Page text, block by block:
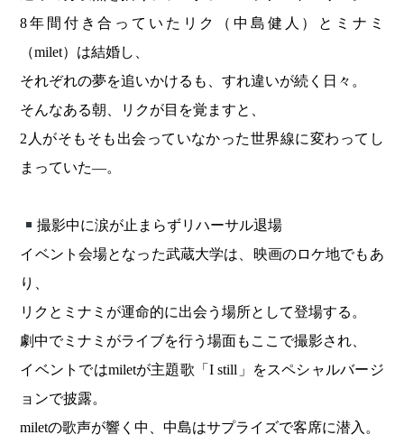
8年間付き合っていたリク（中島健人）とミナミ
（milet）は結婚し、
それぞれの夢を追いかけるも、すれ違いが続く日々。
そんなある朝、リクが目を覚ますと、
2人がそもそも出会っていなかった世界線に変わってし
まっていた―。
撮影中に涙が止まらずリハーサル退場
イベント会場となった武蔵大学は、映画のロケ地でもあ
り、
リクとミナミが運命的に出会う場所として登場する。
劇中でミナミがライブを行う場面もここで撮影され、
イベントではmiletが主題歌「I still」をスペシャルバージ
ョンで披露。
miletの歌声が響く中、中島はサプライズで客席に潜入。